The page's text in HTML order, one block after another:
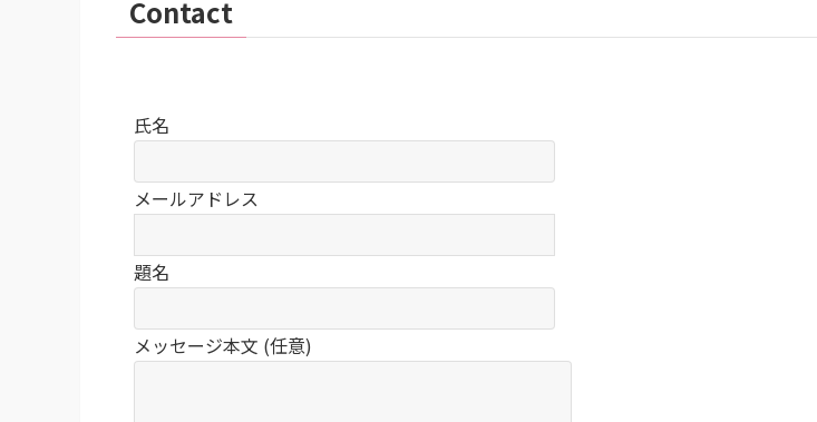
Contact
氏名
メールアドレス
題名
メッセージ本文 (任意)